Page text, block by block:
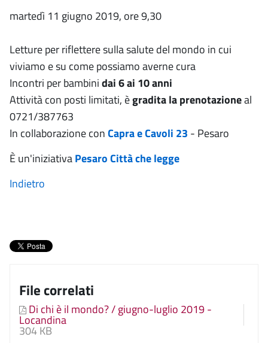
martedì 11 giugno 2019, ore 9,30
Letture per riflettere sulla salute del mondo in cui
viviamo e su come possiamo averne cura
Incontri per bambinidai 6 ai 10 anni
Attività con posti limitati, ègradita la prenotazioneal
0721/387763
In collaborazione conCapra e Cavoli 23 - Pesaro
È un'iniziativaPesaro Città che legge
Indietro
File correlati
Di chi è il mondo? / giugno-luglio 2019 -
Locandina
304 KB